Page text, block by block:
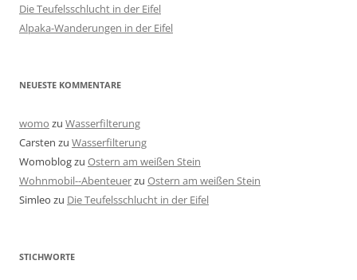
Die Teufelsschlucht in der Eifel
Alpaka-Wanderungen in der Eifel
NEUESTE KOMMENTARE
womo zu Wasserfilterung
Carsten zu Wasserfilterung
Womoblogzu Ostern am weißen Stein
Wohnmobil--Abenteuerzu Ostern am weißen Stein
Simleo zu Die Teufelsschlucht in der Eifel
STICHWORTE